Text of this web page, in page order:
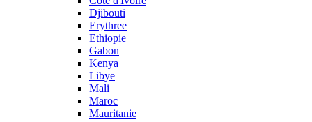
Djibouti
Erythree
Ethiopie
Gabon
Kenya
Libye
Mali
Maroc
Mauritanie